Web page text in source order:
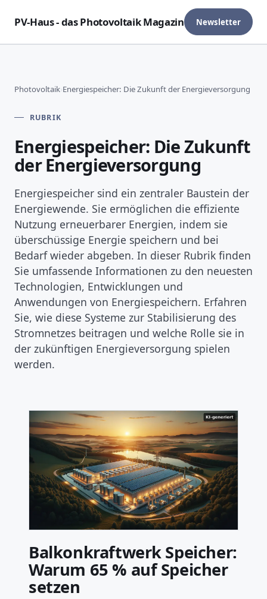
PV-Haus - das Photovoltaik Magazin Newsletter
Photovoltaik›Energiespeicher: Die Zukunft der Energieversorgung
RUBRIK
Energiespeicher: Die Zukunft
der Energieversorgung
Energiespeicher sind ein zentraler Baustein der
Energiewende. Sie ermöglichen die effiziente
Nutzung erneuerbarer Energien, indem sie
überschüssige Energie speichern und bei
Bedarf wieder abgeben. In dieser Rubrik finden
Sie umfassende Informationen zu den neuesten
Technologien, Entwicklungen und
Anwendungen von Energiespeichern. Erfahren
Sie, wie diese Systeme zur Stabilisierung des
Stromnetzes beitragen und welche Rolle sie in
der zukünftigen Energieversorgung spielen
werden.
Balkonkraftwerk Speicher:
Warum 65 % auf Speicher
setzen